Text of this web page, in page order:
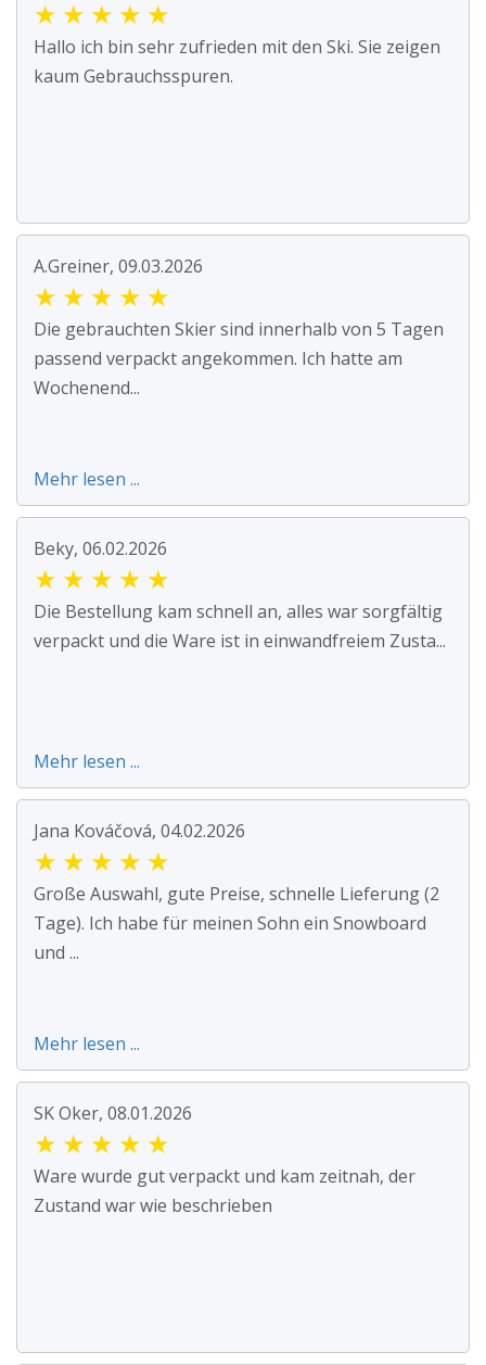
★ ★ ★ ★ ★
Hallo ich bin sehr zufrieden mit den Ski. Sie zeigen
kaum Gebrauchsspuren.
A.Greiner, 09.03.2026
★ ★ ★ ★ ★
Die gebrauchten Skier sind innerhalb von 5 Tagen
passend verpackt angekommen. Ich hatte am
Wochenend...
Mehr lesen ...
Beky, 06.02.2026
★ ★ ★ ★ ★
Die Bestellung kam schnell an, alles war sorgfältig
verpackt und die Ware ist in einwandfreiem Zusta...
Mehr lesen ...
Jana Kováčová, 04.02.2026
★ ★ ★ ★ ★
Große Auswahl, gute Preise, schnelle Lieferung (2
Tage). Ich habe für meinen Sohn ein Snowboard
und ...
Mehr lesen ...
SK Oker, 08.01.2026
★ ★ ★ ★ ★
Ware wurde gut verpackt und kam zeitnah, der
Zustand war wie beschrieben